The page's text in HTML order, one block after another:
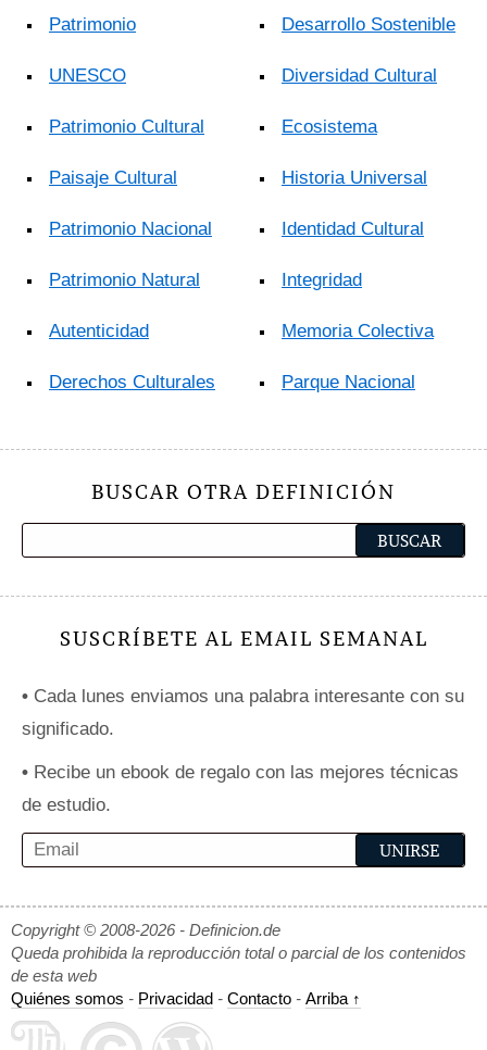
Patrimonio
UNESCO
Patrimonio Cultural
Paisaje Cultural
Patrimonio Nacional
Patrimonio Natural
Autenticidad
Derechos Culturales
Desarrollo Sostenible
Diversidad Cultural
Ecosistema
Historia Universal
Identidad Cultural
Integridad
Memoria Colectiva
Parque Nacional
BUSCAR OTRA DEFINICIÓN
SUSCRÍBETE AL EMAIL SEMANAL
• Cada lunes enviamos una palabra interesante con su
significado.
• Recibe un ebook de regalo con las mejores técnicas
de estudio.
Copyright © 2008-2026 - Definicion.de
Queda prohibida la reproducción total o parcial de los contenidos
de esta web
Quiénes somos - Privacidad - Contacto - Arriba ↑